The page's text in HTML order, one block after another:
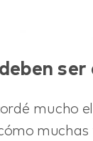
mucho